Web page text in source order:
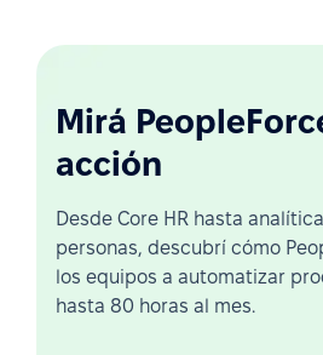
Mirá
acción
Desde Core HR hasta
personas, descubrí cómo
los equipos a automatizar
hasta 80 horas al mes.